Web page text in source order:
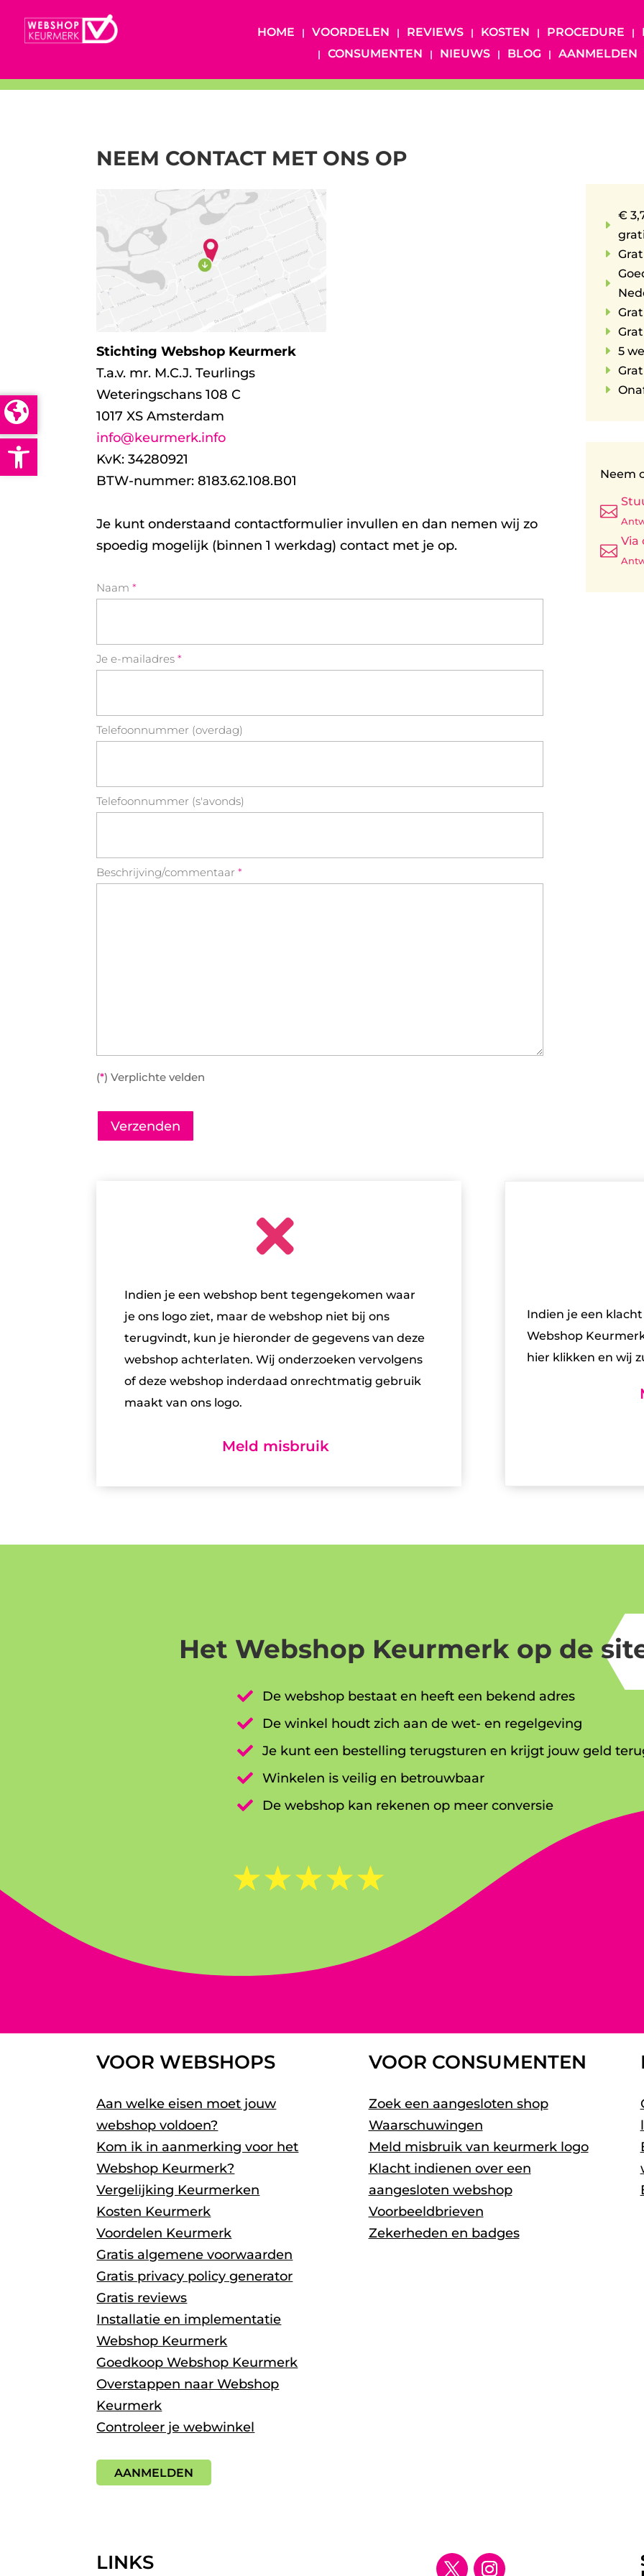
Open toolbar
HOME VOORDELEN REVIEWS KOSTEN PROCEDURE
CONSUMENTEN
NIEUWS BLOG AANMELDEN
NEEM CONTACT MET ONS OP
Stichting Webshop Keurmerk
T.a.v. mr. M.C.J. Teurlings
Weteringschans 108 C
1017 XS Amsterdam
info@keurmerk.info
KvK: 34280921
BTW-nummer: 8183.62.108.B01
Je kunt onderstaand contactformulier invullen en dan nemen wij zo
spoedig mogelijk (binnen 1 werkdag) contact met je op.
Naam*
Je e-mailadres*
Telefoonnummer (overdag)
Telefoonnummer (s'avonds)
Beschrijving/commentaar*
(*) Verplichte velden
Verzenden
E
€
E
E
E
E
E 5
E
E
Neem


Via

Indien je een webshop bent tegengekomen waar
je ons logo ziet, maar de webshop niet bij ons
terugvindt, kun je hieronder de gegevens van deze
webshop achterlaten. Wij onderzoeken vervolgens
of deze webshop inderdaad onrechtmatig gebruik
maakt van ons logo.
Meld misbruik
Indien je een
Webshop
hier klikken en wij
Het Webshop Keurmerk op de

De webshop bestaat en heeft een bekend adres

De winkel houdt zich aan de wet- en regelgeving
 Je kunt een bestelling terugsturen en krijgt jouw geld
 Winkelen is veilig en betrouwbaar

De webshop kan rekenen op meer conversie
☆☆☆☆☆
VOOR WEBSHOPS
Aan welke eisen moet jouw
webshop voldoen?
Kom ik in aanmerking voor het
Webshop Keurmerk?
Vergelijking Keurmerken
Kosten Keurmerk
Voordelen Keurmerk
Gratis algemene voorwaarden
Gratis privacy policy generator
Gratis reviews
Installatie en implementatie
Webshop Keurmerk
Goedkoop Webshop Keurmerk
Overstappen naar Webshop
Keurmerk
Controleer je webwinkel
AANMELDEN
VOOR CONSUMENTEN
Zoek een aangesloten shop
Waarschuwingen
Meld misbruik van keurmerk logo
Klacht indienen over een
aangesloten webshop
Voorbeeldbrieven
Zekerheden en badges
LINKS